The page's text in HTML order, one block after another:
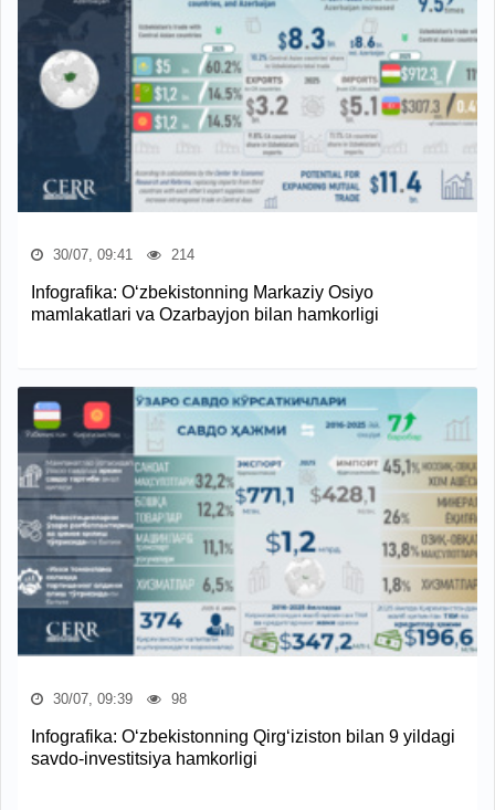
30/07, 09:41 214
Infografika: O‘zbekistonning Markaziy Osiyo
mamlakatlari va Ozarbayjon bilan hamkorligi
30/07, 09:39 98
Infografika: O‘zbekistonning Qirg‘iziston bilan 9 yildagi
savdo-investitsiya hamkorligi